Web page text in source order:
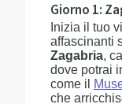
Giorno 1:
Inizia il tuo
affascinanti
Zagabria,
dove potrai
come il
che